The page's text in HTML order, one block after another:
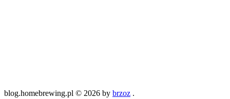
blog.homebrewing.pl © 2026 by brzoz .